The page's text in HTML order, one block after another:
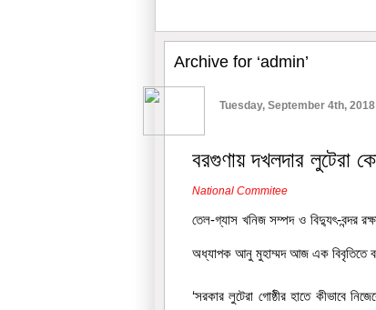
Archive for ‘admin’
Tuesday, September 4th, 2018
বরগুণায় দখলদার লুটেরা
National Commitee
তেল-গ্যাস খনিজ সম্পদ ও বিদ্যুৎ-বন্দর
অধ্যাপক আনু মুহাম্মদ আজ এক বিবৃতিতে
‘সরকার লুটেরা গোষ্ঠীর হাতে কীভাবে